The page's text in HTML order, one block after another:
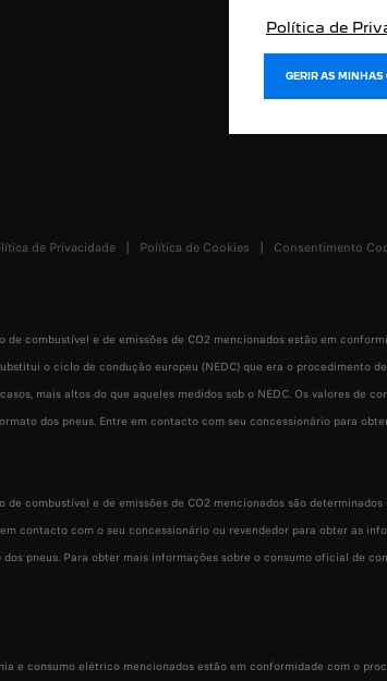
de Privacidade Política de Cookies Consentimento
de combustível e de emissões de CO2 mencionados estão em
o ciclo de condução europeu (NEDC) que era o procedimento
mais altos do que aqueles medidos sob o NEDC. Os valores de
dos pneus. Entre em contacto com seu concessionário para
de combustível e de emissões de CO2 mencionados são
contacto com o seu concessionário ou revendedor para obter as
pneus. Para obter mais informações sobre o consumo oficial de
e consumo elétrico mencionados estão em conformidade com o
Política de
GERIR AS